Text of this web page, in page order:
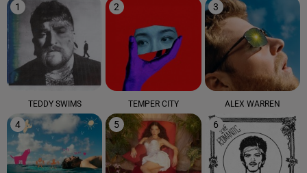
1
TEDDY SWIMS
2
TEMPER CITY
3
ALEX WARREN
4 5 6